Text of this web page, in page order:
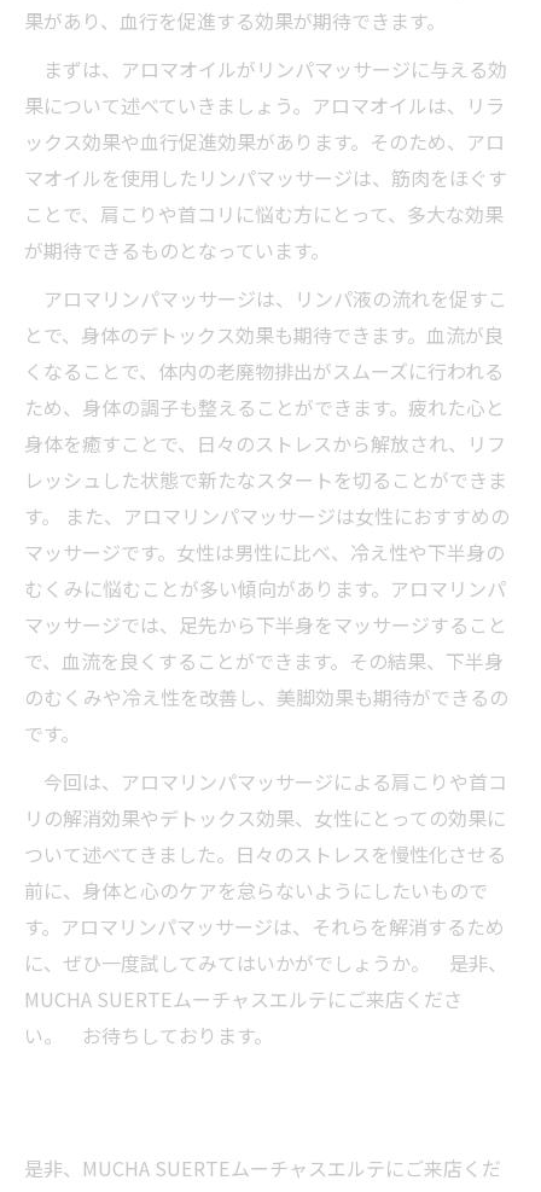
果があり、血行を促進する効果が期待できます。
まずは、アロマオイルがリンパマッサージに与える効
果について述べていきましょう。アロマオイルは、リラ
ックス効果や血行促進効果があります。そのため、アロ
マオイルを使用したリンパマッサージは、筋肉をほぐす
ことで、肩こりや首コリに悩む方にとって、多大な効果
が期待できるものとなっています。
アロマリンパマッサージは、リンパ液の流れを促すこ
とで、身体のデトックス効果も期待できます。血流が良
くなることで、体内の老廃物排出がスムーズに行われる
ため、身体の調子も整えることができます。疲れた心と
身体を癒すことで、日々のストレスから解放され、リフ
レッシュした状態で新たなスタートを切ることができま
す。 また、アロマリンパマッサージは女性におすすめの
マッサージです。女性は男性に比べ、冷え性や下半身の
むくみに悩むことが多い傾向があります。アロマリンパ
マッサージでは、足先から下半身をマッサージすること
で、血流を良くすることができます。その結果、下半身
のむくみや冷え性を改善し、美脚効果も期待ができるの
です。
今回は、アロマリンパマッサージによる肩こりや首コ
リの解消効果やデトックス効果、女性にとっての効果に
ついて述べてきました。日々のストレスを慢性化させる
前に、身体と心のケアを怠らないようにしたいもので
す。アロマリンパマッサージは、それらを解消するため
に、ぜひ一度試してみてはいかがでしょうか。 是非、
MUCHA SUERTEムーチャスエルテにご来店くださ
い。 お待ちしております。
是非、MUCHA SUERTEムーチャスエルテにご来店くだ